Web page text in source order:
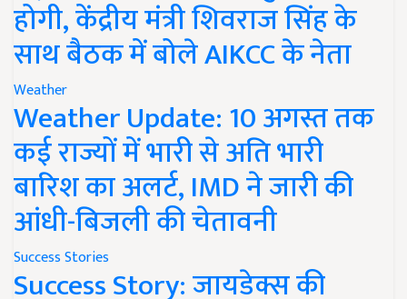
होगी, केंद्रीय मंत्री शिवराज सिंह के
साथ बैठक में बोले AIKCC के नेता
Weather
Weather Update: 10 अगस्त तक
कई राज्यों में भारी से अति भारी
बारिश का अलर्ट, IMD ने जारी की
आंधी-बिजली की चेतावनी
Success Stories
Success Story: जायडेक्स की